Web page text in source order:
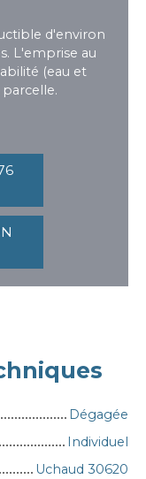
d'environ
L'emprise au
(eau et
Dégagée
Individuel
Uchaud 30620